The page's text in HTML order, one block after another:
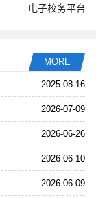
电子校务平台
MORE
2025-08-16
2026-07-09
2026-06-26
2026-06-10
2026-06-09